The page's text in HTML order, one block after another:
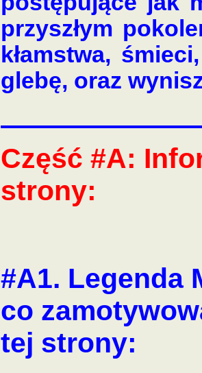
przyszłym
kłamstwa,
glebę, oraz
Część #A:
strony:
#A1. Legenda
co
tej strony: